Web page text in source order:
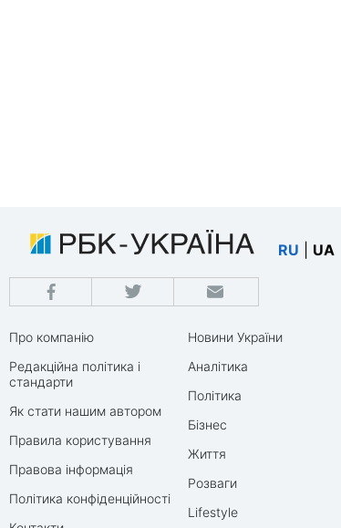
RU UA
Про компанію
Редакційна політика і
стандарти
Як стати нашим автором
Правила користування
Правова інформація
Політика конфіденційності
Новини України
Аналітика
Політика
Бізнес
Життя
Розваги
Lifestyle